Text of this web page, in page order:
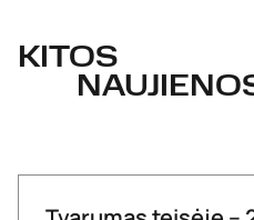
KITOS